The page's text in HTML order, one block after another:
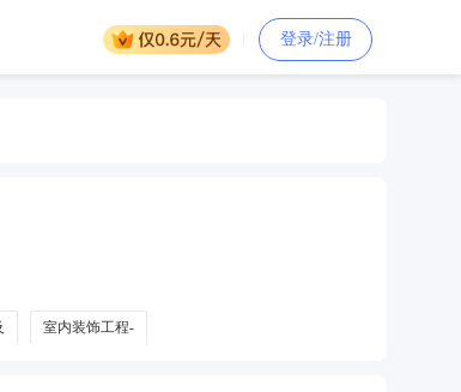
登录/注册
室内装饰工程-